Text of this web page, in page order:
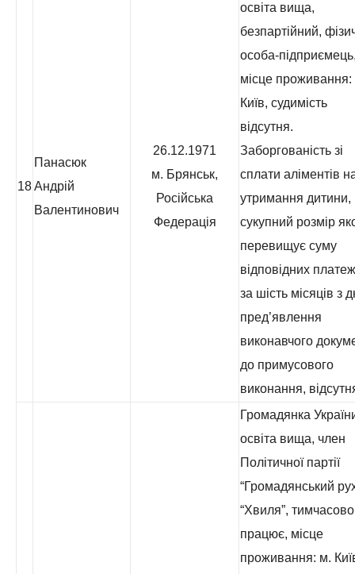
18
Панасюк
Андрій
Валентинович
26.12.1971
м. Брянськ,
Російська
Федерація
освіта вища,
безпартійний,
особа-
місце
Київ, судимість
відсутня.
Заборгованість зі
сплати аліментів
утримання дитини,
сукупний розмір
перевищує суму
відповідних
за шість місяців з
пред’явлення
виконавчого
до примусового
виконання,
Громадянка
освіта вища, член
Політичної партії
“Громадянський
“Хвиля”,
працює, місце
проживання: м.